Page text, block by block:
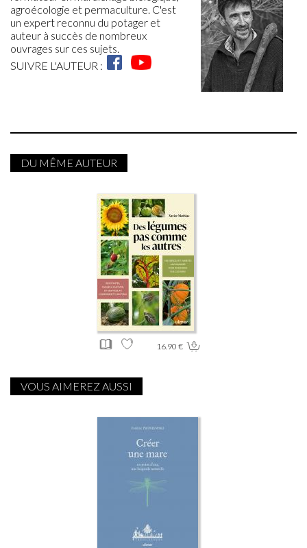
agroécologie et permaculture. C'est
un expert reconnu du potager et
auteur à succès de nombreux
ouvrages sur ces sujets.
SUIVRE L'AUTEUR :
DU MÊME AUTEUR
16.90 €
VOUS AIMEREZ AUSSI